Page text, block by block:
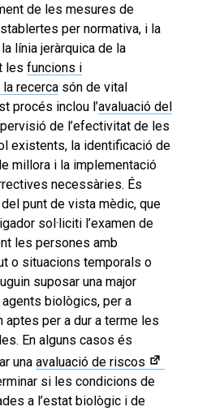
de les mesures de
per normativa, i la
línia jeràrquica de la
les funcions i
recerca són de vital
procés inclou l’avaluació del
de l’efectivitat de les
existents, la identificació de
millora i la implementació
necessàries. És
punt de vista mèdic, que
sol·liciti l’examen de
les persones amb
o situacions temporals o
suposar una major
biològics, per a
aptes per a dur a terme les
En alguns casos és
una avaluació de riscos
si les condicions de
a l’estat biològic i de